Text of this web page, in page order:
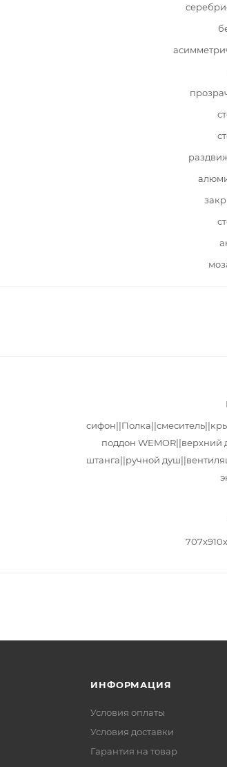
поддон WEMOR||верхний
штанга||ручной
ИНФОРМАЦИЯ
Условия оплаты
Условия доставки
Гарантия на товар